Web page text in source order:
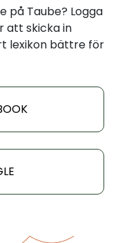
på Taube? Logga
att skicka in
lexikon bättre för